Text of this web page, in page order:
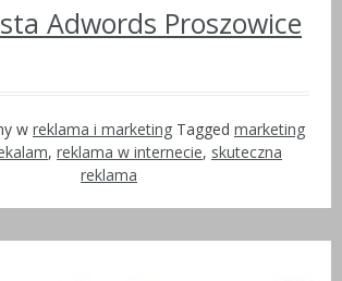
Adwords Proszowice
w reklama i marketing Tagged marketing
, reklama w internecie, skuteczna
reklama